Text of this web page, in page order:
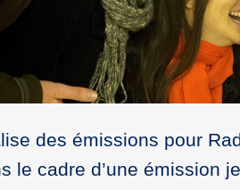
des émissions pour
le cadre d’une émission